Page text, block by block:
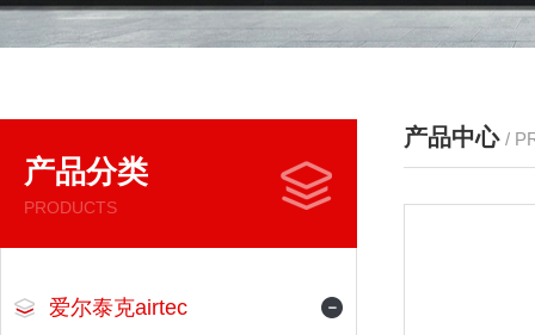
产品分类
PRODUCTS
爱尔泰克airtec
产品中心 /